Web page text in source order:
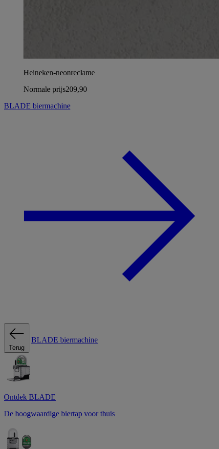
Heineken-neonreclame
Normale prijs209,90
BLADE biermachine
Terug
BLADE biermachine
Ontdek BLADE
De hoogwaardige biertap voor thuis